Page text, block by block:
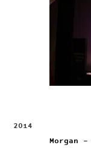
2014
Morgan